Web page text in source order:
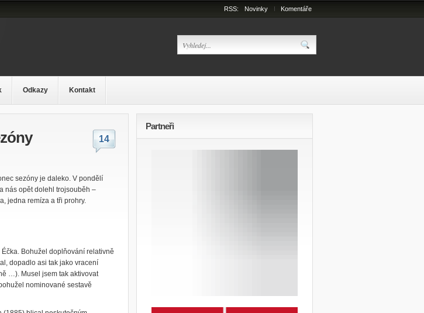
RSS: Novinky Komentáře
Odkazy Kontakt
14
sezóny je daleko. V pondělí
nás opět dolehl trojsouběh –
jedna remíza a tři prohry.
Bohužel doplňování relativně
dopadlo asi tak jako vracení
…). Musel jsem tak aktivovat
nominované sestavě
Partneři